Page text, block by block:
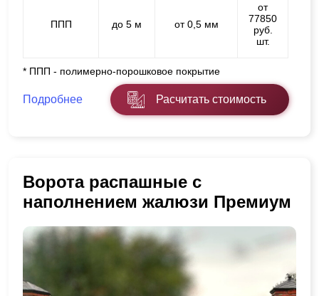
ППП до 5 м от 0,5 мм
от
77850
руб.
шт.
* ППП - полимерно-порошковое покрытие
Подробнее Расчитать стоимость
Ворота распашные с
наполнением жалюзи Премиум